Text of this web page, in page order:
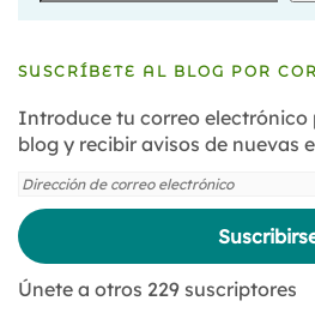
SUSCRÍBETE AL BLOG POR
Introduce tu correo electrónico
blog y recibir avisos de nuevas
Dirección
de
correo
electrónico
Únete a otros 229 suscriptores